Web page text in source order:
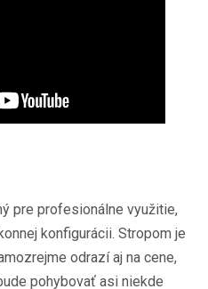
pre profesionálne využitie,
konfigurácii. Stropom je
odrazí aj na cene,
pohybovať asi niekde